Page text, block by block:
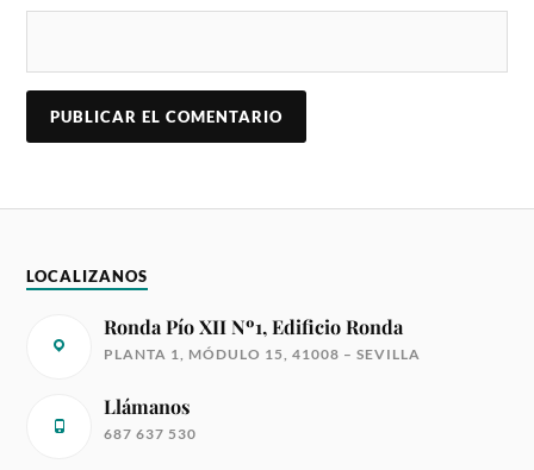
LOCALIZANOS
Ronda Pío XII Nº1, Edificio Ronda
PLANTA 1, MÓDULO 15, 41008 – SEVILLA
Llámanos
687 637 530